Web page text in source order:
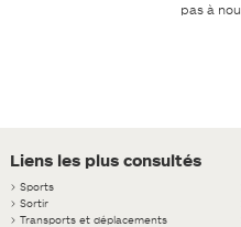
pas à
Liens les plus consultés
> Sports
> Sortir
> Transports et déplacements